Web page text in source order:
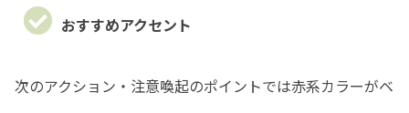
おすすめアクセント
次のアクション・注意喚起のポイントでは赤系カラーがベ